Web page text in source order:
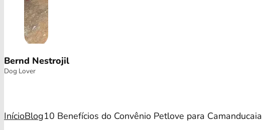
Bernd Nestrojil
Dog Lover
InícioBlog10 Benefícios do Convênio Petlove para Camanducaia